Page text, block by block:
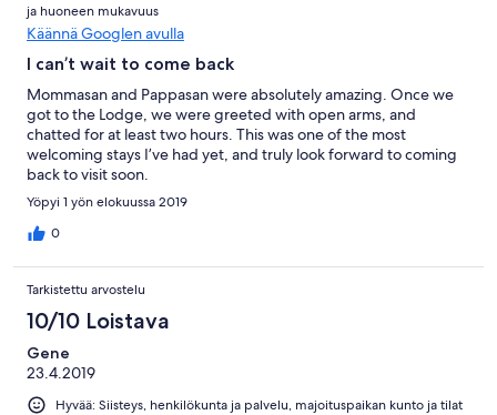
ja huoneen mukavuus
Käännä Googlen avulla
I can’t wait to come back
Mommasan and Pappasan were absolutely amazing. Once we
got to the Lodge, we were greeted with open arms, and
chatted for at least two hours. This was one of the most
welcoming stays I’ve had yet, and truly look forward to coming
back to visit soon.
Yöpyi 1 yön elokuussa 2019
0
Tarkistettu arvostelu
10/10 Loistava
Gene
23.4.2019
Hyvää: Siisteys, henkilökunta ja palvelu, majoituspaikan kunto ja tilat